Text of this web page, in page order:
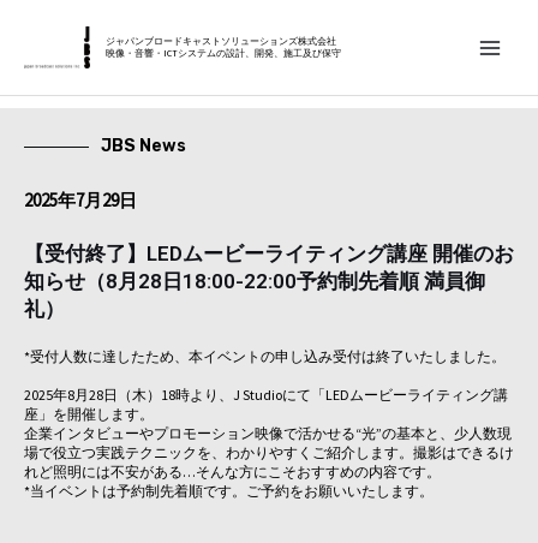
ジャパンブロードキャストソリューションズ株式会社
映像・音響・ICTシステムの設計、開発、施工及び保守
JBS News
2025年7月29日
【受付終了】LEDムービーライティング講座 開催のお
知らせ（8月28日18:00-22:00予約制先着順 満員御
礼）
*受付人数に達したため、本イベントの申し込み受付は終了いたしました。
2025年8月28日（木）18時より、J Studioにて「LEDムービーライティング講
座」を開催します。
企業インタビューやプロモーション映像で活かせる“光”の基本と、少人数現
場で役立つ実践テクニックを、わかりやすくご紹介します。撮影はできるけ
れど照明には不安がある…そんな方にこそおすすめの内容です。
*当イベントは予約制先着順です。ご予約をお願いいたします。